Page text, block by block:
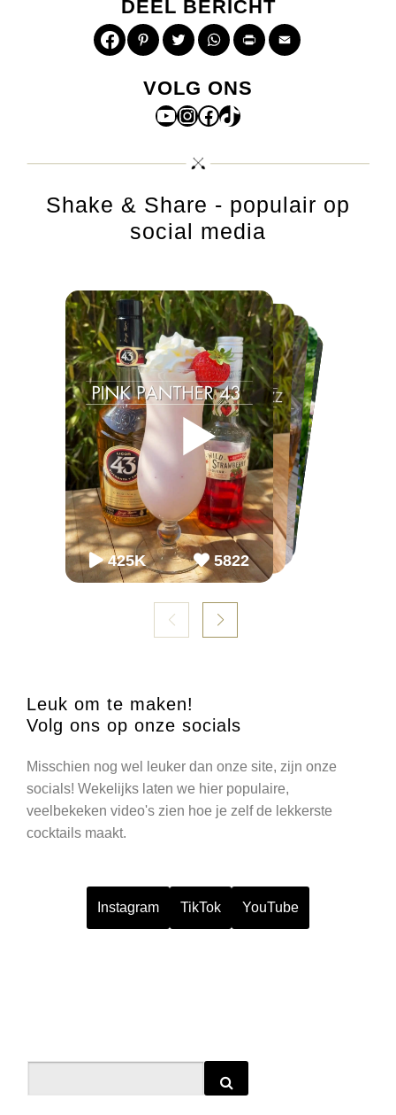
DEEL BERICHT
PinterestTwitterWhatsApp
Print
VOLG ONS
YouTube
Instagram
Facebook
TikTok
Shake & Share - populair op
social media
Leuk om te maken!
Volg ons op onze socials
Misschien nog wel leuker dan onze site, zijn onze
socials! Wekelijks laten we hier populaire,
veelbekeken video's zien hoe je zelf de lekkerste
cocktails maakt.
Instagram TikTok YouTube
▶
425K 5822
▶
98K 1099
▶
86K 952
▶
2.2M 54.3K
▶
65K
2243
▶
65K
868